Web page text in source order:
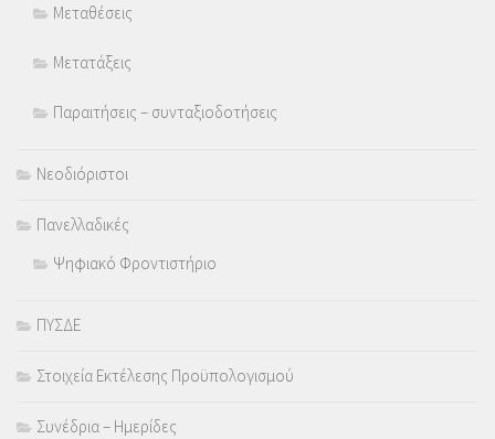
Μεταθέσεις
Μετατάξεις
Παραιτήσεις – συνταξιοδοτήσεις
Νεοδιόριστοι
Πανελλαδικές
Ψηφιακό Φροντιστήριο
ΠΥΣΔΕ
Στοιχεία Εκτέλεσης Προϋπολογισμού
Συνέδρια – Ημερίδες